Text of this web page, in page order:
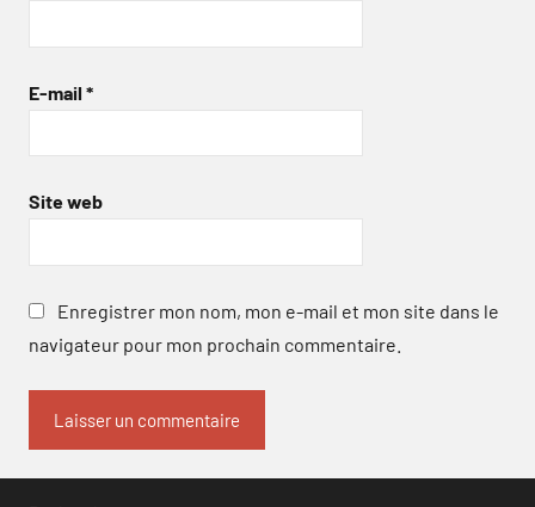
E-mail *
Site web
Enregistrer mon nom, mon e-mail et mon site dans le
navigateur pour mon prochain commentaire.